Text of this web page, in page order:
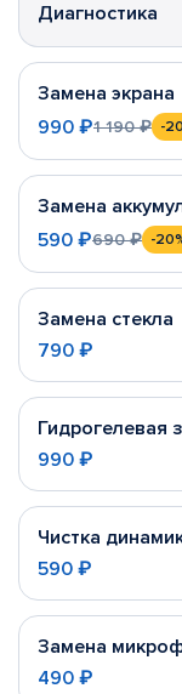
Диагностика
Замена экрана
990 ₽1 190 ₽ -
Замена
590 ₽690 ₽ -
Замена стекла
790 ₽
Гидрогелевая
990 ₽
Чистка
590 ₽
Замена
490 ₽